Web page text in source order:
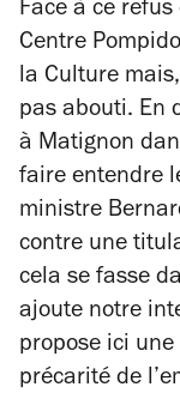
Face à ce
Centre
la Culture
pas abouti. En
à Matignon
faire entendre
ministre
contre une
cela se fasse
ajoute notre
propose ici
précarité de